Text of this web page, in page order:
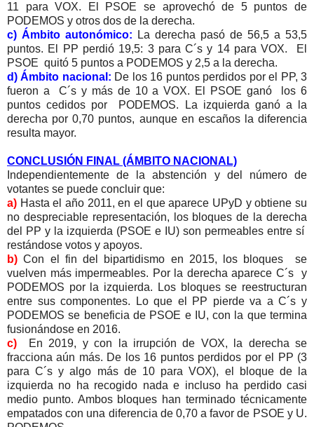
11 para VOX. El PSOE se aprovechó de 5 puntos de
PODEMOS y otros dos de la derecha.
c) Ámbito autonómico: La derecha pasó de 56,5 a 53,5
puntos. El PP perdió 19,5: 3 para C´s y 14 para VOX. El
PSOE quitó 5 puntos a PODEMOS y 2,5 a la derecha.
d) Ámbito nacional: De los 16 puntos perdidos por el PP, 3
fueron a C´s y más de 10 a VOX. El PSOE ganó los 6
puntos cedidos por PODEMOS. La izquierda ganó a la
derecha por 0,70 puntos, aunque en escaños la diferencia
resulta mayor.
CONCLUSIÓN FINAL (ÁMBITO NACIONAL)
Independientemente de la abstención y del número de
votantes se puede concluir que:
a) Hasta el año 2011, en el que aparece UPyD y obtiene su
no despreciable representación, los bloques de la derecha
del PP y la izquierda (PSOE e IU) son permeables entre sí
restándose votos y apoyos.
b) Con el fin del bipartidismo en 2015, los bloques se
vuelven más impermeables. Por la derecha aparece C´s y
PODEMOS por la izquierda. Los bloques se reestructuran
entre sus componentes. Lo que el PP pierde va a C´s y
PODEMOS se beneficia de PSOE e IU, con la que termina
fusionándose en 2016.
c)
En 2019, y con la irrupción de VOX, la derecha se
fracciona aún más. De los 16 puntos perdidos por el PP (3
para C´s y algo más de 10 para VOX), el bloque de la
izquierda no ha recogido nada e incluso ha perdido casi
medio punto. Ambos bloques han terminado técnicamente
empatados con una diferencia de 0,70 a favor de PSOE y U.